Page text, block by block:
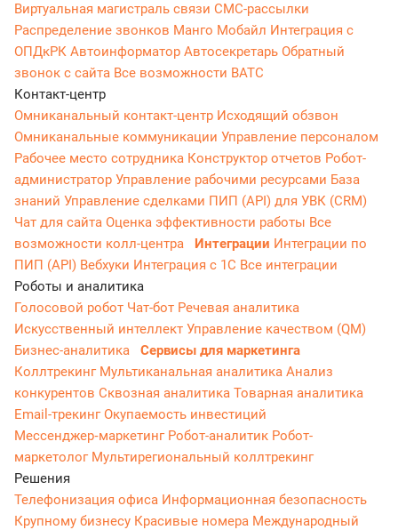
Виртуальная магистраль связи СМС-рассылки
Распределение звонков Манго Мобайл Интеграция с
ОПДкРК Автоинформатор Автосекретарь Обратный
звонок с сайта Все возможности ВАТС
Контакт-центр
Омниканальный контакт-центр Исходящий обзвон
Омниканальные коммуникации Управление персоналом
Рабочее место сотрудника Конструктор отчетов Робот-
администратор Управление рабочими ресурсами База
знаний Управление сделками ПИП (API) для УВК (CRM)
Чат для сайта Оценка эффективности работы Все
возможности колл-центра
Интеграции Интеграции по
ПИП (API) Вебхуки Интеграция с 1С Все интеграции
Роботы и аналитика
Голосовой робот Чат-бот Речевая аналитика
Искусственный интеллект Управление качеством (QM)
Бизнес-аналитика
Сервисы для маркетинга
Коллтрекинг Мультиканальная аналитика Анализ
конкурентов Сквозная аналитика Товарная аналитика
Email-трекингОкупаемость инвестиций
Мессенджер‑маркетинг Робот-аналитик Робот-
маркетолог Мультирегиональный коллтрекинг
Решения
Телефонизация офиса Информационная безопасность
Крупному бизнесу Красивые номера Международный